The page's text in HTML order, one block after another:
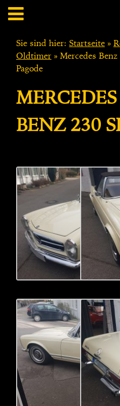
Sie sind hier: Startseite »
Oldtimer » Mercedes Benz
Pagode
MERCEDES
BENZ 230